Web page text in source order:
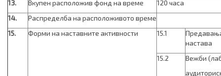
13.
Вкупен расположив фонд на време
120 часа
14.
Распределба на расположивото време
15.
Форми на наставните активности 15.1
настава
15.2
Вежби